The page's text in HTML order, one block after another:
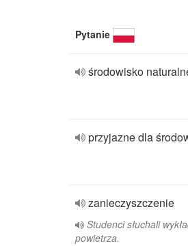
Pytanie
środowisko
przyjazne dla
zanieczyszczenie
Studenci słuchali
powietrza.